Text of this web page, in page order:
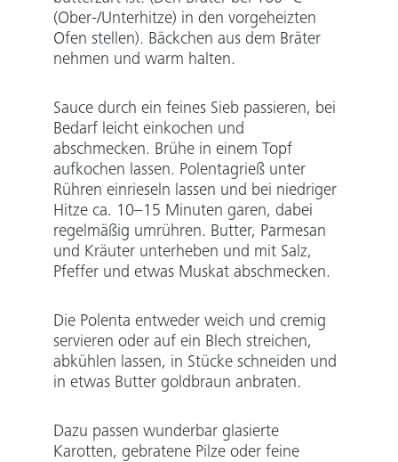
(Ober-/Unterhitze) in den vorgeheizten
Ofen stellen). Bäckchen aus dem Bräter
nehmen und warm halten.
Sauce durch ein feines Sieb passieren, bei
Bedarf leicht einkochen und
abschmecken. Brühe in einem Topf
aufkochen lassen. Polentagrieß unter
Rühren einrieseln lassen und bei niedriger
Hitze ca. 10–15 Minuten garen, dabei
regelmäßig umrühren. Butter, Parmesan
und Kräuter unterheben und mit Salz,
Pfeffer und etwas Muskat abschmecken.
Die Polenta entweder weich und cremig
servieren oder auf ein Blech streichen,
abkühlen lassen, in Stücke schneiden und
in etwas Butter goldbraun anbraten.
Dazu passen wunderbar glasierte
Karotten, gebratene Pilze oder feine